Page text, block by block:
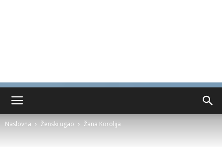
Naslovna Ženski ugao Žana Korolija